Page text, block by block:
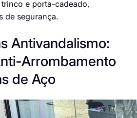
e porta-cadeado,
de segurança.
Antivandalismo:
Arrombamento
de Aço